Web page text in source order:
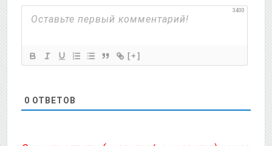
3400
[+]
0 ОТВЕТОВ